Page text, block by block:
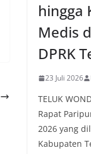
hingga
Medis
DPRK
23 Juli 2026
TELUK
Rapat
2026 yang
Kabupaten